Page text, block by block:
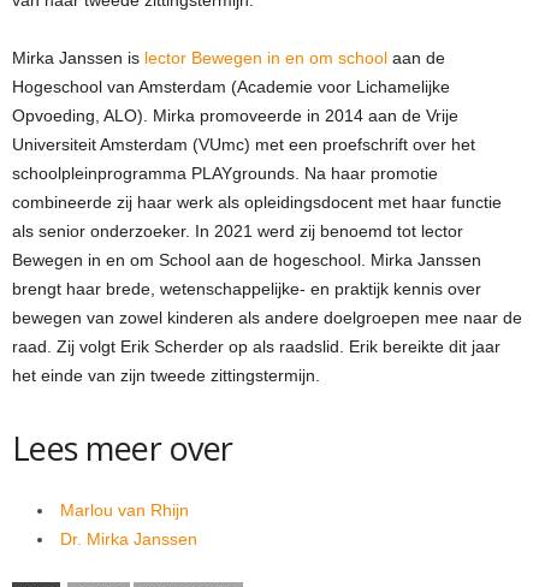
Mirka Janssen is lector Bewegen in en om school aan de
Hogeschool van Amsterdam (Academie voor Lichamelijke
Opvoeding, ALO). Mirka promoveerde in 2014 aan de Vrije
Universiteit Amsterdam (VUmc) met een proefschrift over het
schoolpleinprogramma PLAYgrounds. Na haar promotie
combineerde zij haar werk als opleidingsdocent met haar functie
als senior onderzoeker. In 2021 werd zij benoemd tot lector
Bewegen in en om School aan de hogeschool. Mirka Janssen
brengt haar brede, wetenschappelijke- en praktijk kennis over
bewegen van zowel kinderen als andere doelgroepen mee naar de
raad. Zij volgt Erik Scherder op als raadslid. Erik bereikte dit jaar
het einde van zijn tweede zittingstermijn.
Lees meer over
Marlou van Rhijn
Dr. Mirka Janssen